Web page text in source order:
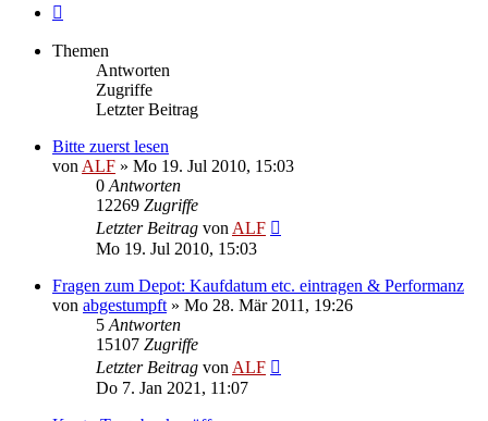
Themen
Antworten
Zugriffe
Letzter Beitrag
Bitte zuerst lesen
von ALF » Mo 19. Jul 2010, 15:03
0 Antworten
12269 Zugriffe
Letzter Beitrag von ALF
Mo 19. Jul 2010, 15:03
Fragen zum Depot: Kaufdatum etc. eintragen & Performanz
von abgestumpft » Mo 28. Mär 2011, 19:26
5 Antworten
15107 Zugriffe
Letzter Beitrag von ALF
Do 7. Jan 2021, 11:07